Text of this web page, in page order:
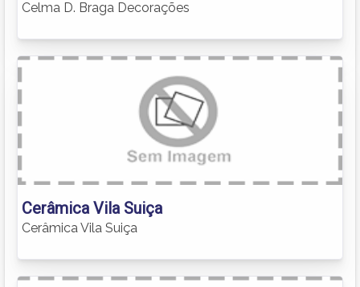
Celma D. Braga Decorações
Cerâmica Vila Suiça
Cerâmica Vila Suiça